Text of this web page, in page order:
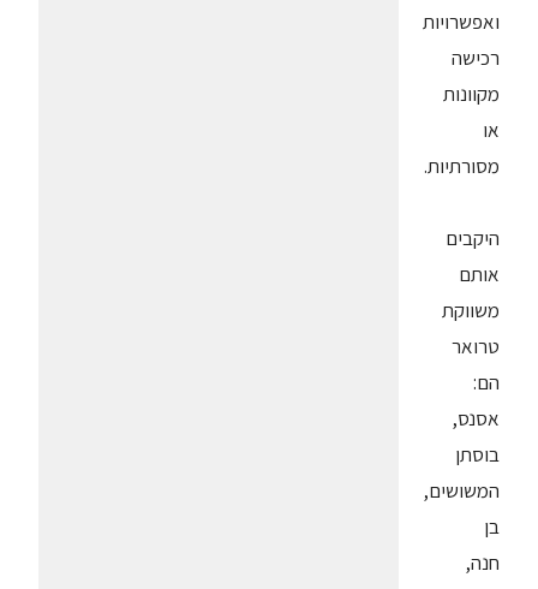
ואפשרויות
רכישה
מקוונות
או
מסורתיות.
היקבים
אותם
משווקת
טרואר
הם:
אסנס,
בוסתן
המשושים,
בן
חנה,